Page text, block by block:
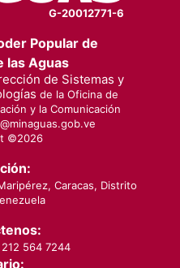
G-20012771-6
Popular de
las Aguas
de Sistemas y
de la Oficina de
y la Comunicación
©2026
Caracas, Distrito
564 7244